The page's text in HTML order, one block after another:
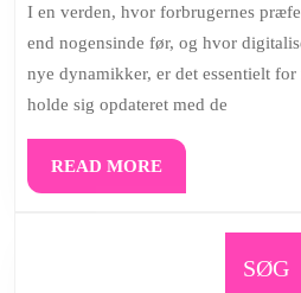
bag
de
største
succeser
I en verden, hvor forbrugernes præferencer ændrer sig hurtigere
end nogensinde før, og hvor
nye dynamikker, er det essentielt
holde sig opdateret med de
READ MOREREAD
MORE
SØG